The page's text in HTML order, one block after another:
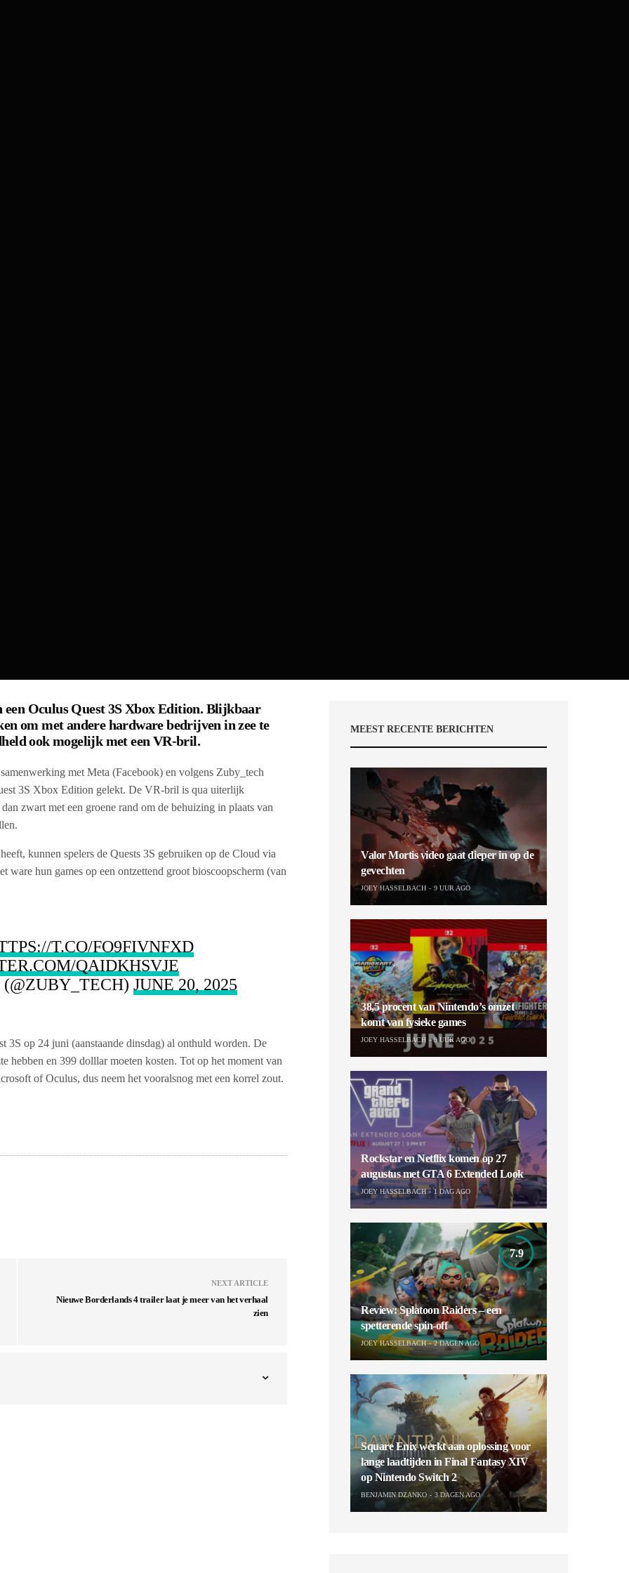
Oculus Quest 3S Xbox Edition. Blijkbaar
om met andere hardware bedrijven in zee te
ook mogelijk met een VR-bril.
met Meta (Facebook) en volgens Zuby_tech
3S Xbox Edition gelekt. De VR-bril is qua uiterlijk
zwart met een groene rand om de behuizing in plaats van
kunnen spelers de Quests 3S gebruiken op de Cloud via
ware hun games op een ontzettend groot bioscoopscherm (van
T.CO/FO9FIVNFXD
QAIDKHSVJE
JUNE 20, 2025
3S op 24 juni (aanstaande dinsdag) al onthuld worden. De
hebben en 399 dolllar moeten kosten. Tot op het moment van
of Oculus, dus neem het vooralsnog met een korrel zout.
NEXT ARTICLE
Nieuwe Borderlands 4 trailer laat je meer van het verhaal
zien
MEEST RECENTE BERICHTEN
Valor Mortis video gaat dieper in op de
gevechten
JOEY HASSELBACH 9 UUR AGO
38,5 procent van Nintendo’s omzet
komt van fysieke games
JOEY HASSELBACH 9 UUR AGO
Rockstar en Netflix komen op 27
augustus met GTA 6 Extended Look
JOEY HASSELBACH 1 DAG AGO
7.9
Review: Splatoon Raiders – een
spetterende spin-off
JOEY HASSELBACH 2 DAGEN AGO
Square Enix werkt aan oplossing voor
lange laadtijden in Final Fantasy XIV
op Nintendo Switch 2
BENJAMIN DZANKO 3 DAGEN AGO